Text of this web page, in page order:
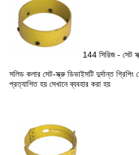
144 সিরিজ - সেট
সলিড কলার সেট-স্ক্রু ডিভাইসটি দুর্দান্ত
প্রত্যাশিত হয় সেখানে ব্যবহার করা হয়